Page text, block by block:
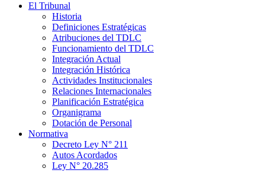
El Tribunal
Historia
Definiciones Estratégicas
Atribuciones del TDLC
Funcionamiento del TDLC
Integración Actual
Integración Histórica
Actividades Institucionales
Relaciones Internacionales
Planificación Estratégica
Organigrama
Dotación de Personal
Normativa
Decreto Ley N° 211
Autos Acordados
Ley N° 20.285